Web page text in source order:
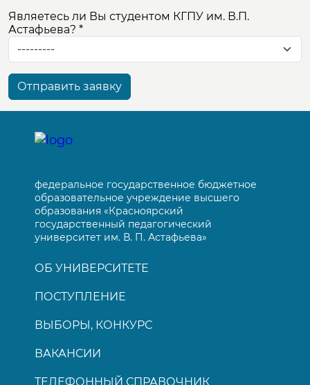
Являетесь ли Вы студентом КГПУ им. В.П.
Астафьева? *
Отправить заявку
федеральное государственное бюджетное
образовательное учреждение высшего
образования «Красноярский
государственный педагогический
университет им. В. П. Астафьева»
ОБ УНИВЕРСИТЕТЕ
ПОСТУПЛЕНИЕ
ВЫБОРЫ, КОНКУРС
ВАКАНСИИ
ТЕЛЕФОННЫЙ СПРАВОЧНИК